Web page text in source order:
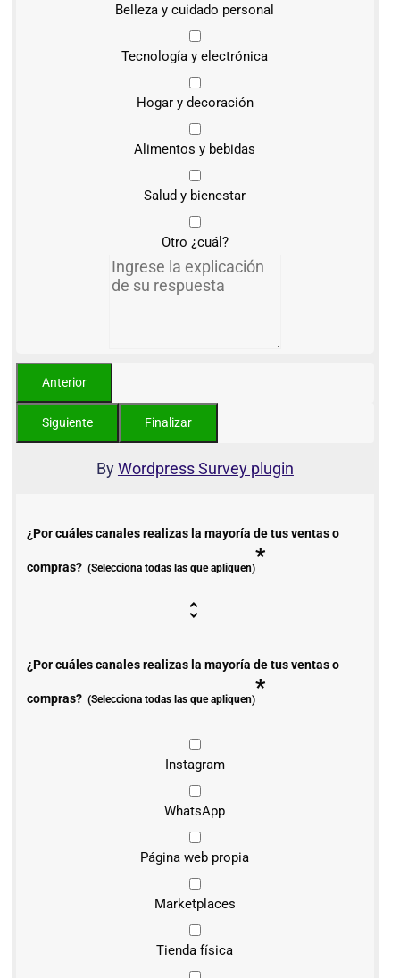
Belleza y cuidado personal
Tecnología y electrónica
Hogar y decoración
Alimentos y bebidas
Salud y bienestar
Otro ¿cuál?
ByWordpress Survey plugin
¿Por cuáles canales realizas la mayoría de tus ventas o
compras? (Selecciona todas las que apliquen)*
¿Por cuáles canales realizas la mayoría de tus ventas o
compras? (Selecciona todas las que apliquen)*
Instagram
WhatsApp
Página web propia
Marketplaces
Tienda física